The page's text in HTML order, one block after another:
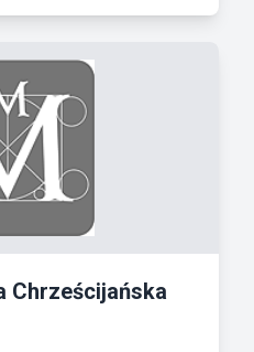
Chrześcijańska